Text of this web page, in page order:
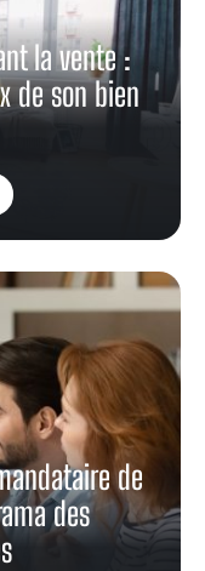
la vente :
de son bien
de
des